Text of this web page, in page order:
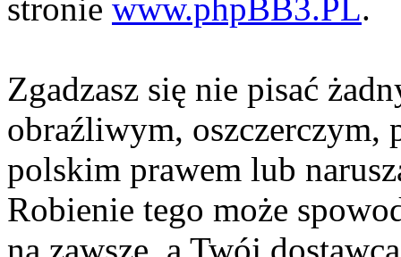
stronie www.phpBB3.PL.
Zgadzasz się nie pisać
obraźliwym, oszczerczym,
polskim prawem lub
Robienie tego może
na zawsze, a Twój